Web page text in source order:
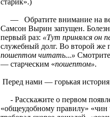
старик».)
— Обратите внимание на
Самсон Вырин запущен.
первый раз: «Тут принялся он
служебный долг. Во второй же
пошептом читать...»
— старческим «поше­птом».
Перед нами — горькая
- Расскажите о первом
«общеудобному правилу» «чин